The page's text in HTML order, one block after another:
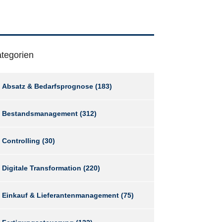
Absatz & Bedarfsprognose(183)
Bestandsmanagement(312)
Controlling (30)
Digitale Transformation (220)
Einkauf & Lieferantenmanagement(75)